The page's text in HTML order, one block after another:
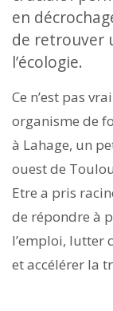
en
de retrouver
l’écologie.
Ce n’est pas
organisme de
à Lahage, un
ouest de
Etre a pris
de répondre à
l’emploi, lutter
et accélérer la